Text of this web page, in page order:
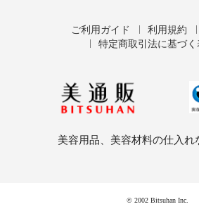
ご利用ガイド 利用規約
特定商取引法に基づく
美容用品、美容材料の仕入れ
© 2002 Bitsuhan Inc.